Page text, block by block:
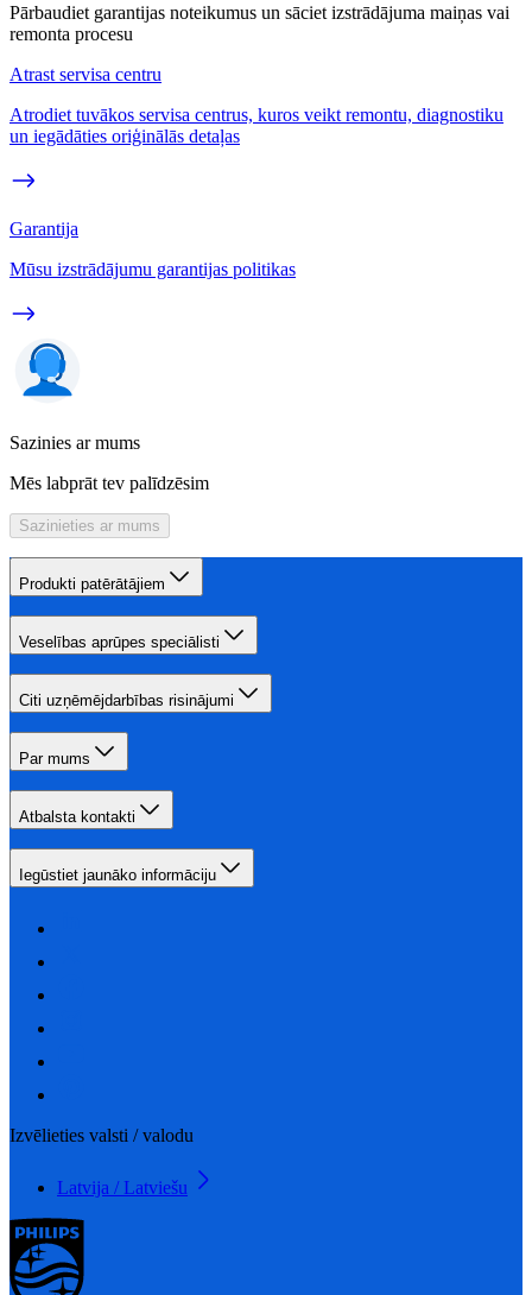
Pārbaudiet garantijas noteikumus un sāciet izstrādājuma maiņas vai
remonta procesu
Atrast servisa centru
Atrodiet tuvākos servisa centrus, kuros veikt remontu, diagnostiku
un iegādāties oriģinālās detaļas
Garantija
Mūsu izstrādājumu garantijas politikas
Sazinies ar mums
Mēs labprāt tev palīdzēsim
Sazinieties ar mums
Produkti patērātājiem
Veselības aprūpes speciālisti
Citi uzņēmējdarbības risinājumi
Par mums
Atbalsta kontakti
Iegūstiet jaunāko informāciju
Izvēlieties valsti / valodu
Latvija / Latviešu